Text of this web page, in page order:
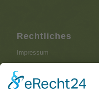
Rechtliches
Impressum